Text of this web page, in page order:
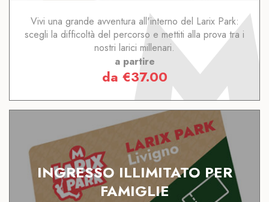
Vivi una grande avventura all'interno del Larix Park:
scegli la difficoltà del percorso e mettiti alla prova tra i
nostri larici millenari.
a partire
da €37.00
INGRESSO ILLIMITATO PER
FAMIGLIE